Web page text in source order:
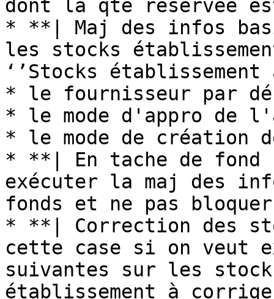
dont la qté réservée
* **| Maj des infos
les stocks
‘’Stocks
* le fournisseur par
* le mode d'appro de
* le mode de création
* **| En tache de
exécuter la maj des
fonds et ne pas
* **| Correction des
cette case si on veut
suivantes sur les
établissement à